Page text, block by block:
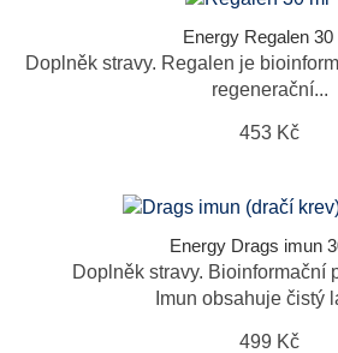
Energy Regalen 30
Doplněk stravy. Regalen je
regenerační...
453 Kč
Energy Drags imun
Doplněk stravy. Bioinformační
Imun obsahuje čistý
499 Kč